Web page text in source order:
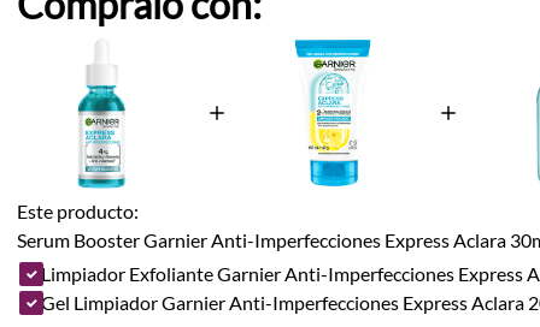
Este producto:
Serum Booster Garnier Anti-Imperfecciones Express Aclara
Limpiador Exfoliante Garnier Anti-Imperfecciones Express
Gel Limpiador Garnier Anti-Imperfecciones Express Aclara